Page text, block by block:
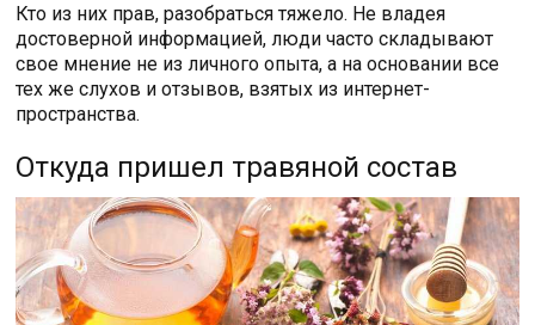
Кто из них прав, разобраться тяжело. Не владея
достоверной информацией, люди часто складывают
свое мнение не из личного опыта, а на основании все
тех же слухов и отзывов, взятых из интернет-
пространства.
Откуда пришел травяной состав